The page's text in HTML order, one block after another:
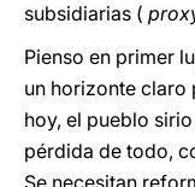
subsidiarias (
Pienso en primer
un horizonte claro
hoy, el pueblo
pérdida de todo,
Se necesitan